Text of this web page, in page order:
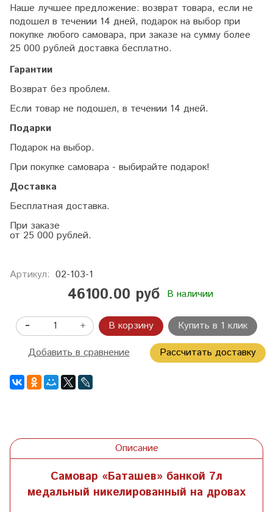
Наше лучшее предложение: возврат товара, если не
подошел в течении 14 дней, подарок на выбор при
покупке любого самовара, при заказе на сумму более
25 000 рублей доставка бесплатно.
Гарантии
Возврат без проблем.
Если товар не подошел, в течении 14 дней.
Подарки
Подарок на выбор.
При покупке самовара - выбирайте подарок!
Доставка
Бесплатная доставка.
При заказе
от 25 000 рублей.
Артикул: 02-103-1
46100.00 руб В наличии
В корзину
Купить в 1 клик
Добавить в сравнение
Рассчитать доставку
Описание
Самовар «Баташев» банкой 7л
медальный никелированный на дровах